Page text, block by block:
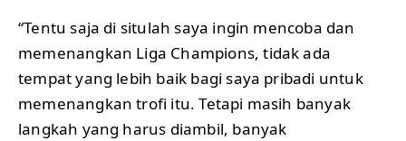
“Tentu saja di situlah saya ingin mencoba dan
memenangkan Liga Champions, tidak ada
tempat yang lebih baik bagi saya pribadi untuk
memenangkan trofi itu. Tetapi masih banyak
langkah yang harus diambil, banyak